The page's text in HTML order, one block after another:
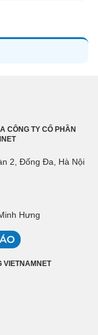
CÔNG TY CỔ PHẦN
2, Đống Đa, Hà Nội
Hưng
VIETNAMNET